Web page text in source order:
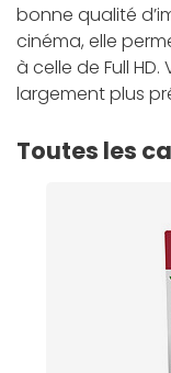
bonne qualité
cinéma, elle
à celle de Full
largement plus
Toutes les